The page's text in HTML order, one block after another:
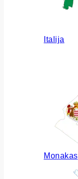
Italija
Monakas